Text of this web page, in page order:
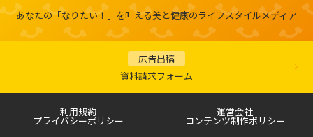
あなたの「なりたい！」を叶える美と健康のライフスタイルメディア
広告出稿
資料請求フォーム
利用規約 運営会社
プライバシーポリシー コンテンツ制作ポリシー